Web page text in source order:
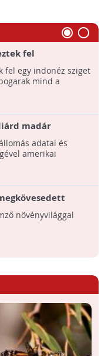
fel
fel egy indonéz sziget
mind a
madár
légterében
adatai és
amerikai
növényvilággal